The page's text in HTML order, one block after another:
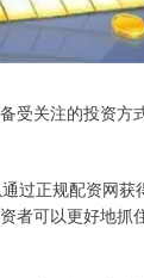
受关注的投资方
过正规配资网获
者可以更好地抓